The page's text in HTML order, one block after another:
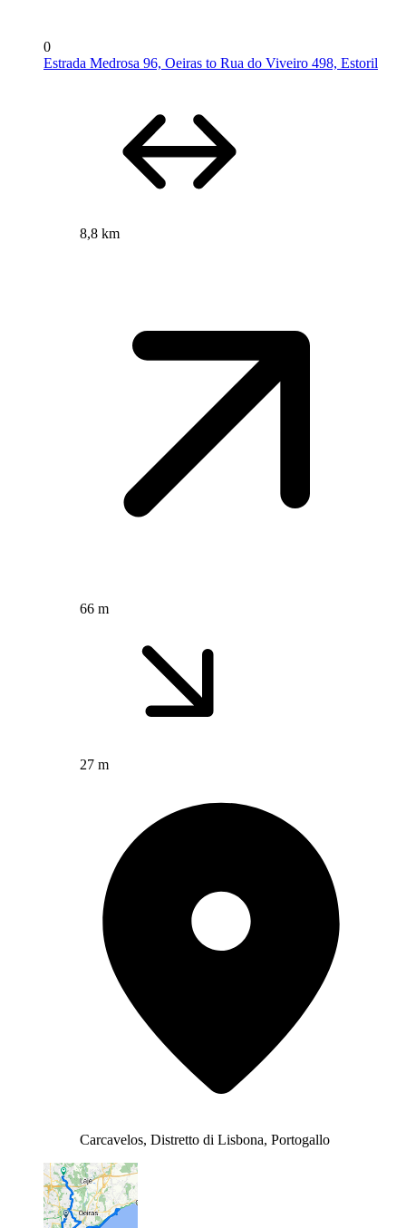
0
Estrada Medrosa 96, Oeiras to Rua do Viveiro 498, Estoril
8,8 km
66 m
27 m
Carcavelos, Distretto di Lisbona, Portogallo